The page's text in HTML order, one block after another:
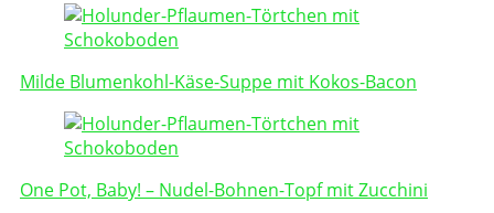
Post
Navigation
Milde Blumenkohl-Käse-Suppe mit Kokos-Bacon
One Pot, Baby! – Nudel-Bohnen-Topf mit Zucchini